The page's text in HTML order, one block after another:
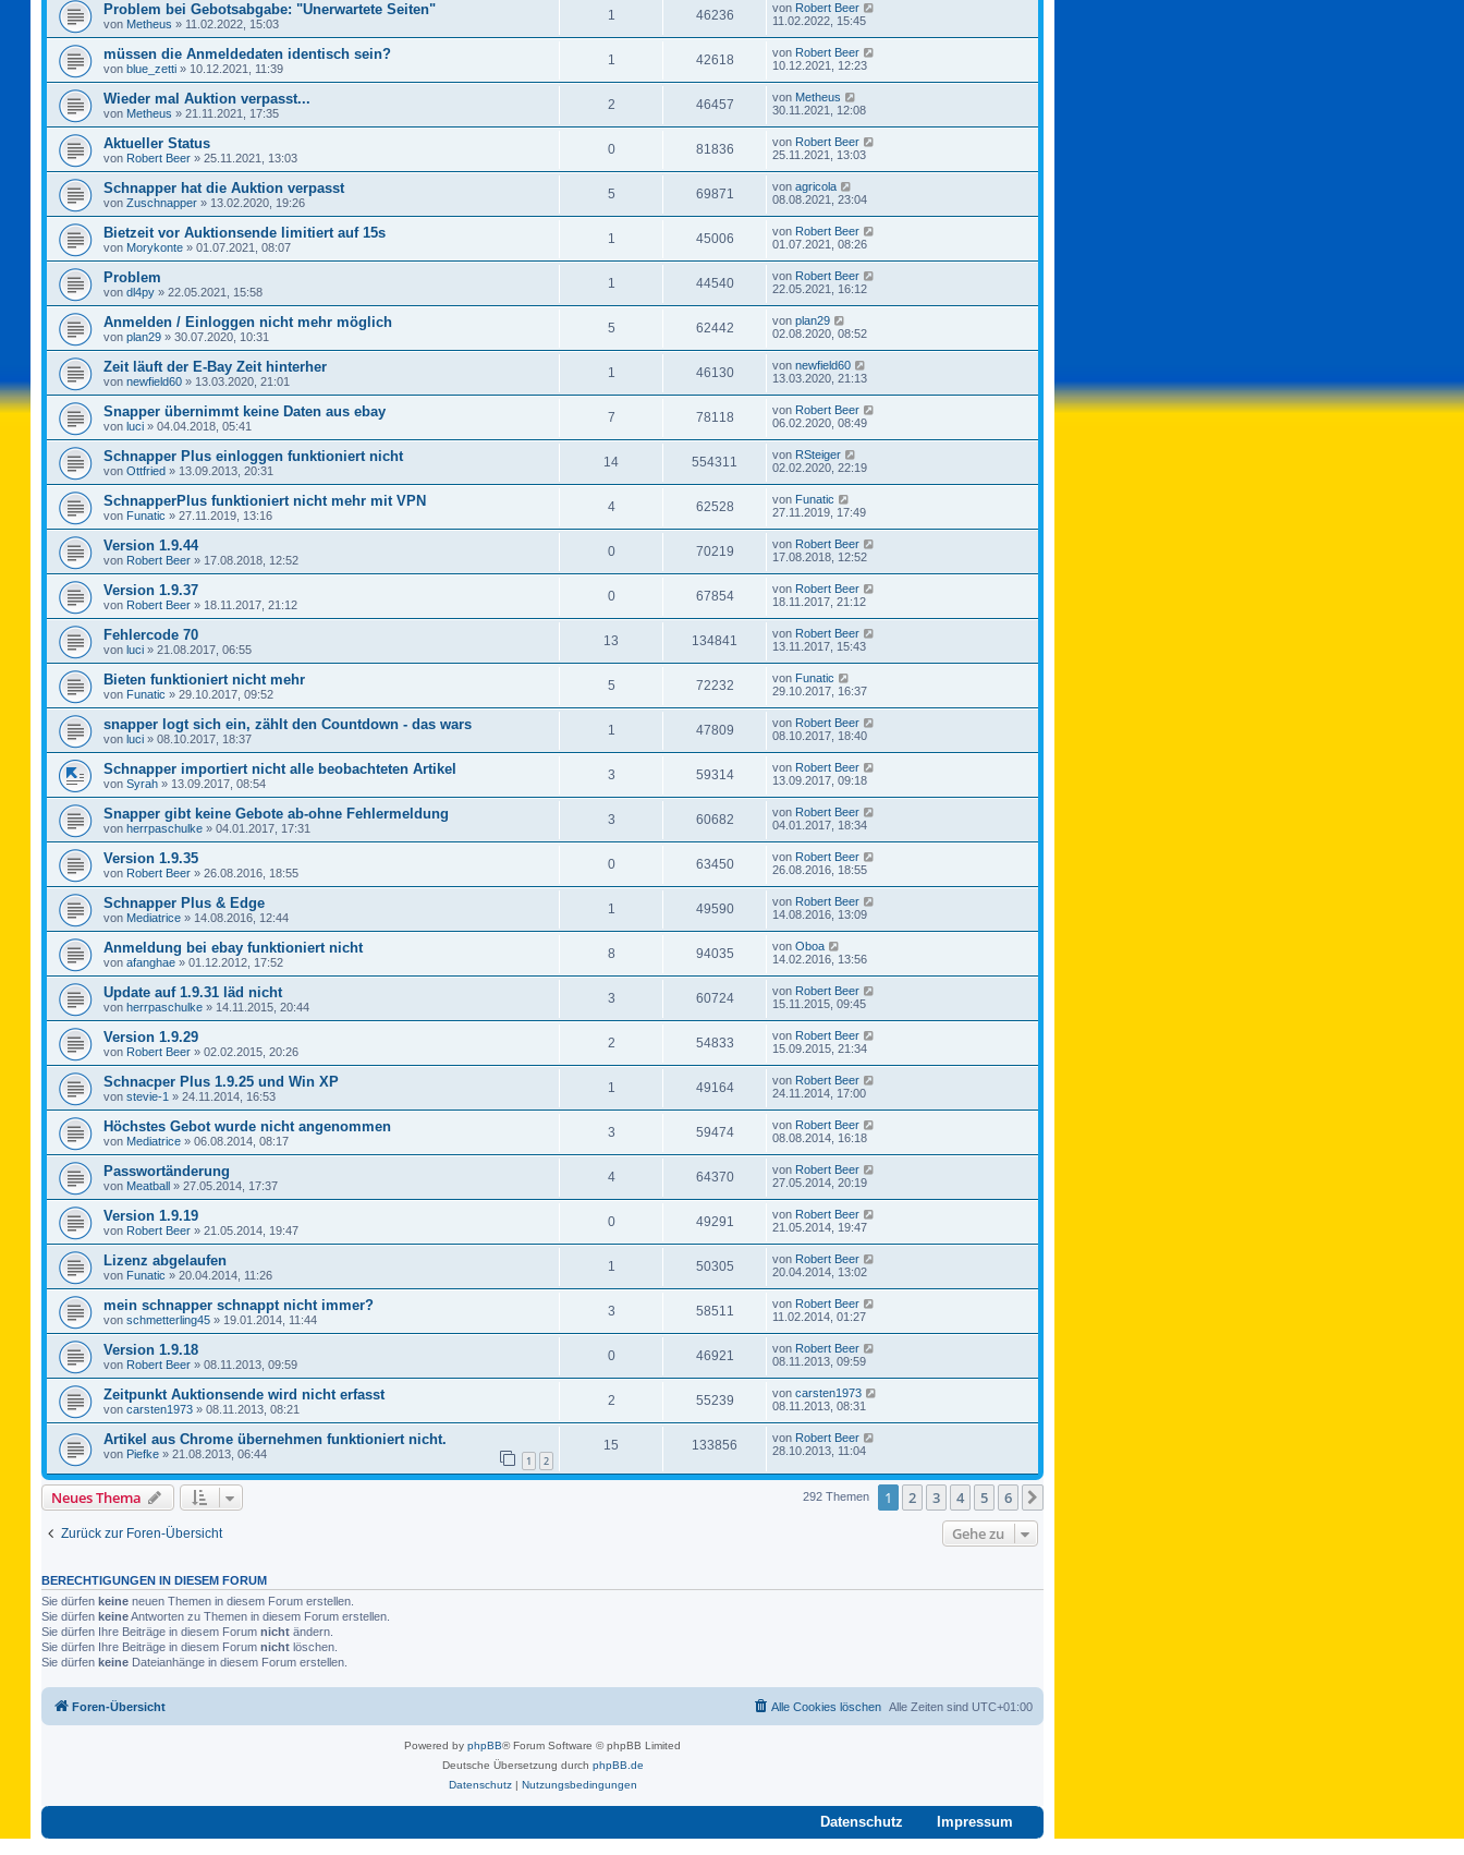
Problem bei Gebotsabgabe: "Unerwartete Seiten"
von Metheus » 11.02.2022, 15:03
1 46236 von Robert Beer
11.02.2022, 15:45
müssen die Anmeldedaten identisch sein?
von blue_zetti » 10.12.2021, 11:39
1 42618 von Robert Beer
10.12.2021, 12:23
Wieder mal Auktion verpasst...
von Metheus » 21.11.2021, 17:35
2 46457 von Metheus
30.11.2021, 12:08
Aktueller Status
von Robert Beer » 25.11.2021, 13:03
0 81836 von Robert Beer
25.11.2021, 13:03
Schnapper hat die Auktion verpasst
von Zuschnapper » 13.02.2020, 19:26
5 69871 von agricola
08.08.2021, 23:04
Bietzeit vor Auktionsende limitiert auf 15s
von Morykonte » 01.07.2021, 08:07
1 45006 von Robert Beer
01.07.2021, 08:26
Problem
von dl4py » 22.05.2021, 15:58
1 44540 von Robert Beer
22.05.2021, 16:12
Anmelden / Einloggen nicht mehr möglich
von plan29 » 30.07.2020, 10:31
5 62442 von plan29
02.08.2020, 08:52
Zeit läuft der E-Bay Zeit hinterher
von newfield60 » 13.03.2020, 21:01
1 46130 von newfield60
13.03.2020, 21:13
Snapper übernimmt keine Daten aus ebay
von luci » 04.04.2018, 05:41
7 78118 von Robert Beer
06.02.2020, 08:49
Schnapper Plus einloggen funktioniert nicht
von Ottfried » 13.09.2013, 20:31
14 554311 von RSteiger
02.02.2020, 22:19
SchnapperPlus funktioniert nicht mehr mit VPN
von Funatic » 27.11.2019, 13:16
4 62528 von Funatic
27.11.2019, 17:49
Version 1.9.44
von Robert Beer » 17.08.2018, 12:52
0 70219 von Robert Beer
17.08.2018, 12:52
Version 1.9.37
von Robert Beer » 18.11.2017, 21:12
0 67854 von Robert Beer
18.11.2017, 21:12
Fehlercode 70
von luci » 21.08.2017, 06:55
13 134841 von Robert Beer
13.11.2017, 15:43
Bieten funktioniert nicht mehr
von Funatic » 29.10.2017, 09:52
5 72232 von Funatic
29.10.2017, 16:37
snapper logt sich ein, zählt den Countdown - das wars
von luci » 08.10.2017, 18:37
1 47809 von Robert Beer
08.10.2017, 18:40
Schnapper importiert nicht alle beobachteten Artikel
von Syrah » 13.09.2017, 08:54
3 59314 von Robert Beer
13.09.2017, 09:18
Snapper gibt keine Gebote ab-ohne Fehlermeldung
von herrpaschulke » 04.01.2017, 17:31
3 60682 von Robert Beer
04.01.2017, 18:34
Version 1.9.35
von Robert Beer » 26.08.2016, 18:55
0 63450 von Robert Beer
26.08.2016, 18:55
Schnapper Plus & Edge
von Mediatrice » 14.08.2016, 12:44
1 49590 von Robert Beer
14.08.2016, 13:09
Anmeldung bei ebay funktioniert nicht
von afanghae » 01.12.2012, 17:52
8 94035 von Oboa
14.02.2016, 13:56
Update auf 1.9.31 läd nicht
von herrpaschulke » 14.11.2015, 20:44
3 60724 von Robert Beer
15.11.2015, 09:45
Version 1.9.29
von Robert Beer » 02.02.2015, 20:26
2 54833 von Robert Beer
15.09.2015, 21:34
Schnacper Plus 1.9.25 und Win XP
von stevie-1 » 24.11.2014, 16:53
1 49164 von Robert Beer
24.11.2014, 17:00
Höchstes Gebot wurde nicht angenommen
von Mediatrice » 06.08.2014, 08:17
3 59474 von Robert Beer
08.08.2014, 16:18
Passwortänderung
von Meatball » 27.05.2014, 17:37
4 64370 von Robert Beer
27.05.2014, 20:19
Version 1.9.19
von Robert Beer » 21.05.2014, 19:47
0 49291 von Robert Beer
21.05.2014, 19:47
Lizenz abgelaufen
von Funatic » 20.04.2014, 11:26
1 50305 von Robert Beer
20.04.2014, 13:02
mein schnapper schnappt nicht immer?
von schmetterling45 » 19.01.2014, 11:44
3 58511 von Robert Beer
11.02.2014, 01:27
Version 1.9.18
von Robert Beer » 08.11.2013, 09:59
0 46921 von Robert Beer
08.11.2013, 09:59
Zeitpunkt Auktionsende wird nicht erfasst
von carsten1973 » 08.11.2013, 08:21
2 55239 von carsten1973
08.11.2013, 08:31
Artikel aus Chrome übernehmen funktioniert nicht.
von Piefke » 21.08.2013, 06:44 1 2
15 133856 von Robert Beer
28.10.2013, 11:04
Neues Thema 292 Themen 1 2 3 4 5 6
Zurück zur Foren-Übersicht Gehe zu
BERECHTIGUNGEN IN DIESEM FORUM
Sie dürfen keine neuen Themen in diesem Forum erstellen.
Sie dürfen keineAntworten zu Themen in diesem Forum erstellen.
Sie dürfen Ihre Beiträge in diesem Forum nicht ändern.
Sie dürfen Ihre Beiträge in diesem Forum nicht löschen.
Sie dürfen keine Dateianhänge in diesem Forum erstellen.
Foren-Übersicht Alle Zeiten sind UTC+01:00
Alle Cookies löschen
Powered by phpBB® Forum Software © phpBB Limited
Deutsche Übersetzung durch phpBB.de
Datenschutz| Nutzungsbedingungen
Datenschutz Impressum